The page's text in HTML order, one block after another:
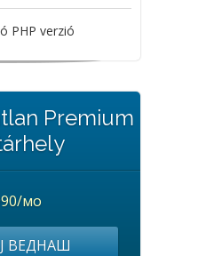
PHP verzió
Premium
мо
ВЕДНАШ